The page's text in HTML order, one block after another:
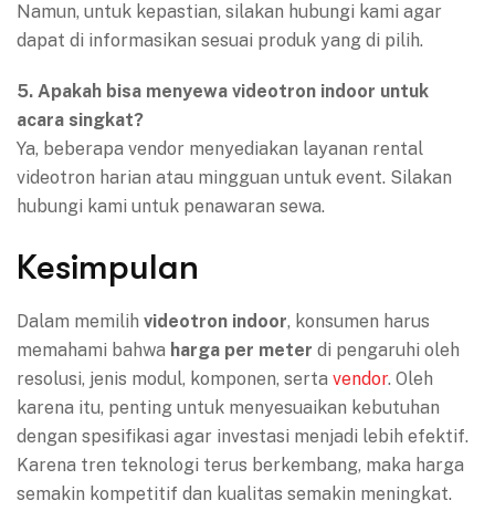
Namun, untuk kepastian, silakan hubungi kami agar
dapat di informasikan sesuai produk yang di pilih.
5. Apakah bisa menyewa videotron indoor untuk
acara singkat?
Ya, beberapa vendor menyediakan layanan rental
videotron harian atau mingguan untuk event. Silakan
hubungi kami untuk penawaran sewa.
Kesimpulan
Dalam memilih videotron indoor, konsumen harus
memahami bahwa harga per meter di pengaruhi oleh
resolusi, jenis modul, komponen, serta vendor. Oleh
karena itu, penting untuk menyesuaikan kebutuhan
dengan spesifikasi agar investasi menjadi lebih efektif.
Karena tren teknologi terus berkembang, maka harga
semakin kompetitif dan kualitas semakin meningkat.